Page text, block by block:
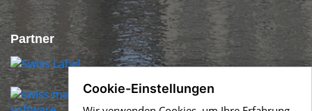
Partner
Cookie-Einstellungen